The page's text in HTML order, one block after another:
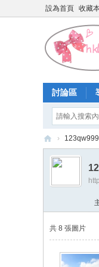
設為首頁 收藏
討論區
香
少
論
壇
›
共 8 張圖片